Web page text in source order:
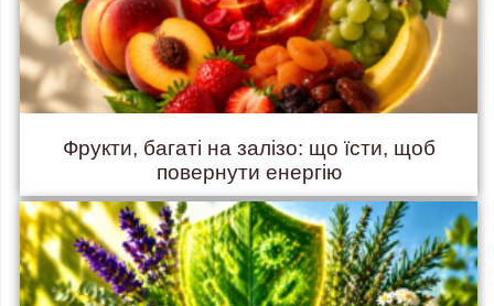
Фрукти, багаті на залізо: що їсти, щоб
повернути енергію